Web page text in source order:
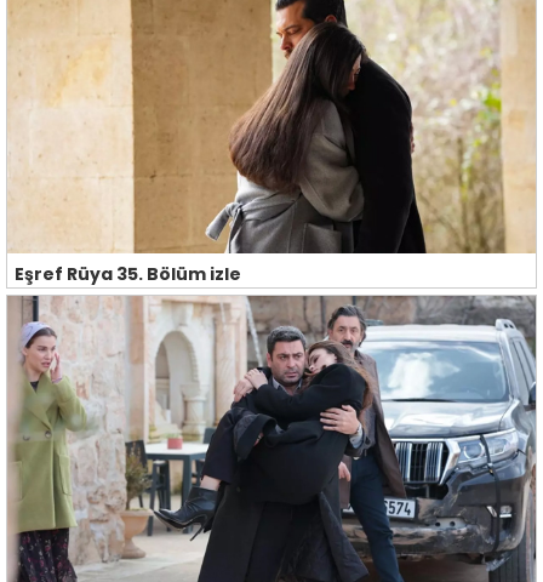
Eşref Rüya 35. Bölüm izle